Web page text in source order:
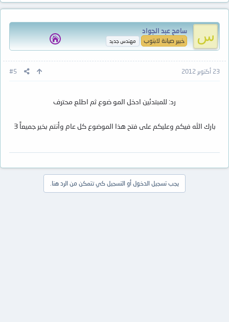
س سامح عبد الجواد
خبير صيانة لابتوب مهندس جديد
23 أكتوبر 2012 #5
رد: للمبتدئين ادخل المو ضوع ثم اطلع محترف
بارك الله فيكم وعليكم على فتح هذا الموضوع كل عام وأنتم بخير جميعاً 3
يجب تسجيل الدخول أو التسجيل كي تتمكن من الرد هنا.